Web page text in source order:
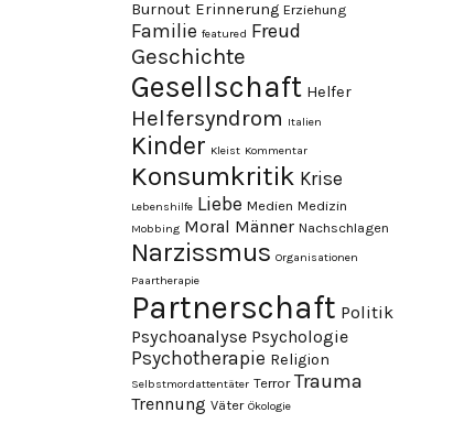
Burnout Erinnerung Erziehung
Familie featured Freud
Geschichte
Gesellschaft Helfer
Helfersyndrom Italien
Kinder Kleist Kommentar
Konsumkritik Krise
Lebenshilfe Liebe Medien Medizin
Mobbing Moral Männer Nachschlagen
Narzissmus Organisationen
Paartherapie
Partnerschaft Politik
Psychoanalyse Psychologie
Psychotherapie Religion
Selbstmordattentäter Terror Trauma
Trennung Väter Ökologie